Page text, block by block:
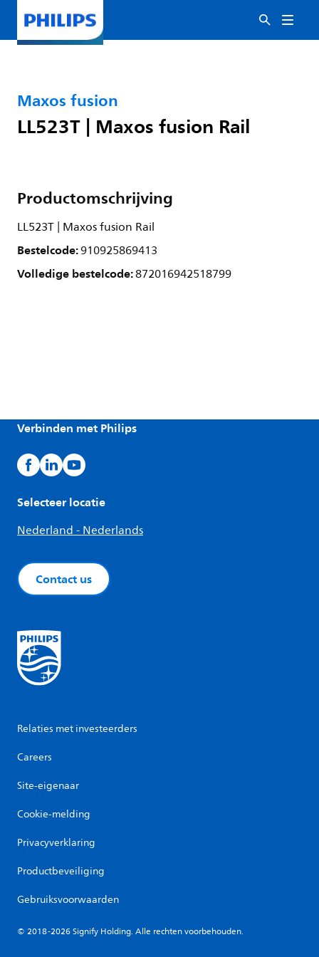
Maxos fusion
LL523T | Maxos fusion Rail
Productomschrijving
LL523T | Maxos fusion Rail
Bestelcode:910925869413
Volledige bestelcode:872016942518799
Verbinden met Philips
Selecteer locatie
Nederland - Nederlands
Contact us
Relaties met investeerders
Careers
Site-eigenaar
Cookie-melding
Privacyverklaring
Productbeveiliging
Gebruiksvoorwaarden
© 2018-2026 Signify Holding. Alle rechten voorbehouden.